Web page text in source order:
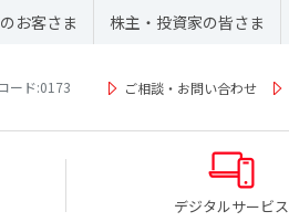
お客さま 株主・投資家の皆さま
ード:0173 ご相談・お問い合わせ
デジタルサービス